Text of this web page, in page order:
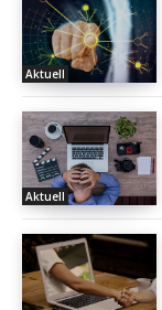
Aktuell
Aktuell